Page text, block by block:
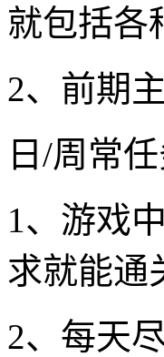
就包括各
2、前期
日/周常任
1、游戏
求就能通
2、每天